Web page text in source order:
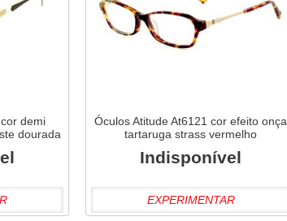
demi
dourada
Óculos Atitude At6121 cor efeito onça
tartaruga strass vermelho
Indisponível
EXPERIMENTAR